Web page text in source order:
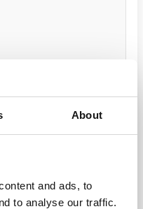
About
and ads, to
to analyse our traffic.